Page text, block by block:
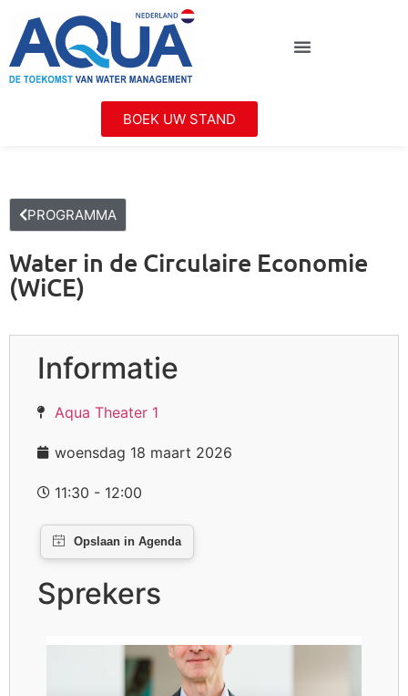
BOEK UW STAND
PROGRAMMA
Water in de Circulaire Economie
(WiCE)
Informatie
Aqua Theater 1
woensdag 18 maart 2026
11:30 - 12:00
Sprekers